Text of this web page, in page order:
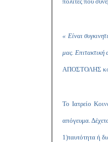
« Είναι
μας. Επιτακτική
ΑΠΟΣΤΟΛΗΣ
Το Ιατρείο
απόγευμα.
1)ταυτότητα ή